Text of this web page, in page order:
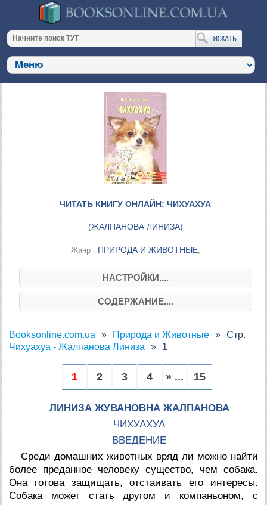
ЧИТАТЬ КНИГУ ОНЛАЙН: ЧИХУАХУА
(ЖАЛПАНОВА ЛИНИЗА)
Жанр : ПРИРОДА И ЖИВОТНЫЕ;
НАСТРОЙКИ....
СОДЕРЖАНИЕ....
Booksonline.com.ua
Природа и Животные
Чихуахуа - Жалпанова Линиза
Стр.
1
1 2 3 4 » ... 15
ЛИНИЗА ЖУВАНОВНА ЖАЛПАНОВА
ЧИХУАХУА
ВВЕДЕНИЕ
Среди домашних животных вряд ли можно найти
более преданное человеку существо, чем собака.
Она готова защищать, отстаивать его интересы.
Собака может стать другом и компаньоном, с